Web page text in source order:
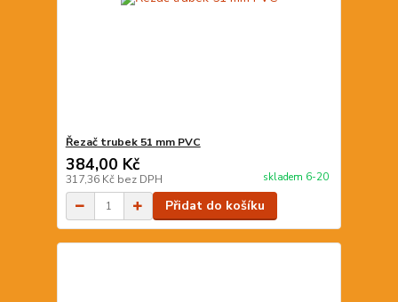
Řezač trubek 51 mm PVC
384,00 Kč
317,36 Kč bez DPH skladem 6-20
Přidat do košíku